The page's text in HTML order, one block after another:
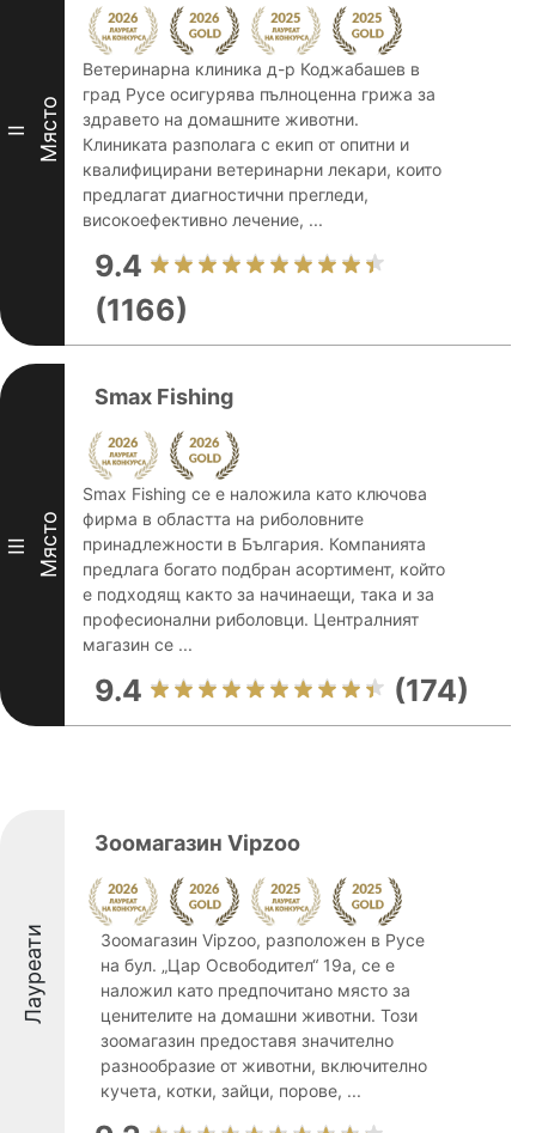
II Място
Ветеринарна клиника д-р Коджабашев в
град Русе осигурява пълноценна грижа за
здравето на домашните животни.
Клиниката разполага с екип от опитни и
квалифицирани ветеринарни лекари, които
предлагат диагностични прегледи,
високоефективно лечение, ...
9.4
(1166)
III Място
Smax Fishing
Smax Fishing се е наложила като ключова
фирма в областта на риболовните
принадлежности в България. Компанията
предлага богато подбран асортимент, който
е подходящ както за начинаещи, така и за
професионални риболовци. Централният
магазин се ...
9.4 (174)
Лауреати
Зоомагазин Vipzoo
Зоомагазин Vipzoo, разположен в Русе
на бул. „Цар Освободител“ 19а, се е
наложил като предпочитано място за
ценителите на домашни животни. Този
зоомагазин предоставя значително
разнообразие от животни, включително
кучета, котки, зайци, порове, ...